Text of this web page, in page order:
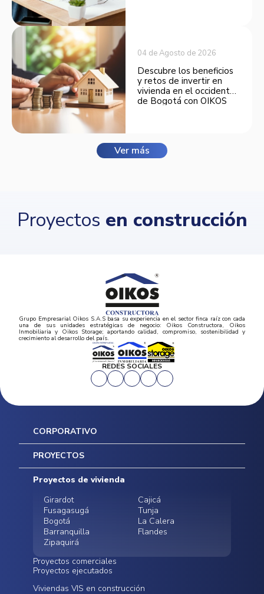
04 de Agosto de 2026
Descubre los beneficios
y retos de invertir en
vivienda en el occidente
de Bogotá con OIKOS
Ver más
Proyectos en construcción
Grupo Empresarial Oikos S.A.S basa su experiencia en el sector finca raíz con cada
una de sus unidades estratégicas de negocio: Oikos Constructora, Oikos
Inmobiliaria y Oikos Storage; aportando calidad, compromiso, sostenibilidad y
crecimiento al desarrollo del país.
REDES SOCIALES
CORPORATIVO
Inicio
Mapa del sitio
Postventas
Contratación Directa
Noticias
PROYECTOS
Proyectos de vivienda
Girardot
Cajicá
Fusagasugá
Tunja
Bogotá
La Calera
Barranquilla
Flandes
Zipaquirá
Proyectos comerciales
Proyectos ejecutados
Conoce nuestros
Viviendas VIS en construcción